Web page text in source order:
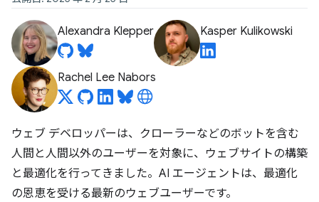
Alexandra Klepper Kasper Kulikowski
Rachel Lee Nabors
ウェブ デベロッパーは、クローラーなどのボットを含む
人間と人間以外のユーザーを対象に、ウェブサイトの構築
と最適化を行ってきました。AI エージェントは、最適化
の恩恵を受ける最新のウェブユーザーです。